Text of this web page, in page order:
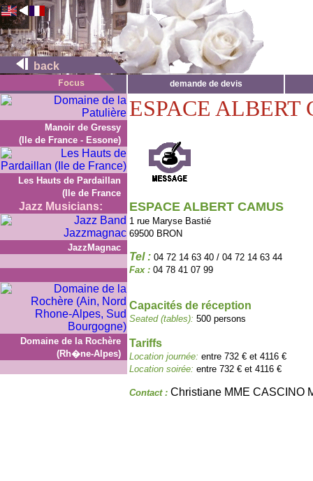
back
demande de devis
Manoir de Gressy
(Ile de France - Essone)
Les Hauts de Pardaillan
(Ile de France
Jazz Musicians:
JazzMagnac
Domaine de la Rochère
(Rh�ne-Alpes)
ESPACE ALBERT
ESPACE ALBERT CAMUS
1 rue Maryse Bastié
69500 BRON
Tel : 04 72 14 63 40 / 04 72 14 63 44
Fax : 04 78 41 07 99
Capacités de réception
Seated (tables): 500 persons
Tariffs
Location journée: entre 732 € et 4116 €
Location soirée: entre 732 € et 4116 €
Contact : Christiane MME CASCINO